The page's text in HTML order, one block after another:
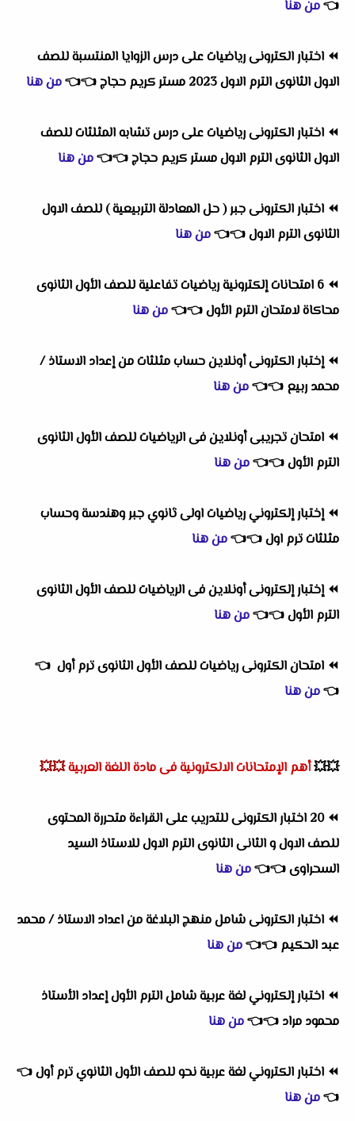
👈من هنا
⏪ اختبار الكترونى رياضيات على درس الزوايا المنتسبة للصف
الاول الثانوى الترم الاول 2023 مستر كريم حجاج
👈
👈من هنا
⏪ اختبار الكترونى رياضيات على درس تشابه المثلثات للصف
الاول الثانوى الترم الاول مستر كريم حجاج👈
👈من هنا
⏪ اختبار الكترونى جبر ( حل المعادلة التربيعية ) للصف الاول
الثانوى الترم الاول👈
👈من هنا
⏪
6 امتحانات إلكترونية رياضيات تفاعلية للصف الأول الثانوى
محاكاة لامتحان الترم الأول👈
👈من هنا
⏪إختبار الكترونى أونلاين حساب مثلثات من إعداد الاستاذ /
محمد ربيع 👈
👈من هنا
⏪ امتحان تجريبى أونلاين فى الرياضيات للصف الأول الثانوى
الترم الأول👈
👈من هنا
⏪إختبار إلكتروني رياضيات اولى ثانوي جبر وهندسة وحساب
مثلثات ترم اول👈
👈من هنا
⏪إختبار إلكترونى أونلاين فى الرياضيات للصف الأول الثانوى
الترم الأول👈
👈من هنا
⏪ امتحان الكترونى رياضيات للصف الأول الثانوى ترم أول 👈
👈من هنا
💥💥أهم الإمتحانات الالكترونية فى مادة اللغة العربية💥💥
⏪
20 اختبار الكترونى للتدريب على القراءة متحررة المحتوى
للصف الاول و الثانى الثانوى الترم الاول للاستاذ السيد
السحراوى👈
👈من هنا
⏪ اختبار الكترونى شامل منهج البلاغة من اعداد الاستاذ / محمد
عبد الحكيم 👈
👈من هنا
⏪ اختبار إلكتروني لغة عربية شامل الترم الأول إعداد الأستاذ
محمود مراد 👈
👈من هنا
⏪ اختبار الكتروني لغة عربية نحو للصف الأول الثانوي ترم أول👈
👈من هنا